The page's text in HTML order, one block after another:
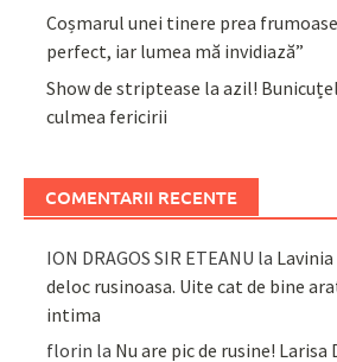
Coșmarul unei tinere prea
perfect, iar lumea mă invidiază”
Show de striptease la azil!
culmea fericirii
COMENTARII RECENTE
ION DRAGOS SIR ETEANU la
deloc rusinoasa. Uite cat de bine
intima
florin la Nu are pic de rusine! Larisa